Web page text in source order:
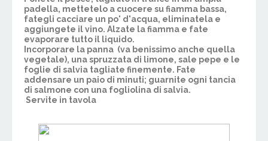
padella, mettetelo a cuocere su fiamma bassa,
fategli cacciare un po' d'acqua, eliminatela e
aggiungete il vino. Alzate la fiamma e fate
evaporare tutto il liquido.
Incorporare la panna (va benissimo anche quella
vegetale), una spruzzata di limone, sale pepe e le
foglie di salvia tagliate finemente. Fate
addensare un paio di minuti; guarnite ogni tancia
di salmone con una fogliolina di salvia.
Servite in tavola